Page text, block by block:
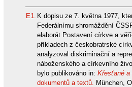
E1. K dopisu ze 7. května 1977,
Federálnímu shromáždění
elaborát Postavení církve a
příkladech z českobratrské
analyzoval diskriminační a
náboženského a církevního
bylo publikováno in: Křesťané a
dokumentů a textů. München,